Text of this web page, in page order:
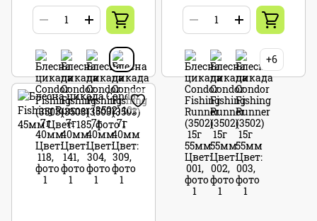
+6